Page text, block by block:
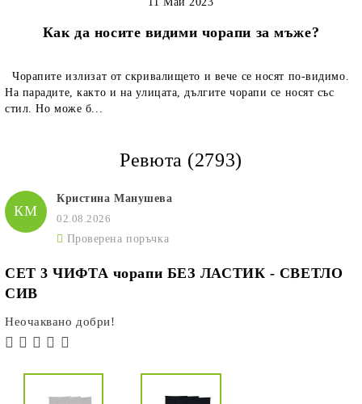
Как да носите видими чорапи за мъже?
Чорапите излизат от скривалището и вече се носят по-видимо.
На парадите, както и на улицата, дългите чорапи се носят със
стил. Но може б...
Ревюта (2793)
КМ
Кристина Манушева
02.08.2026
Проверена поръчка
СЕТ 3 ЧИФТА чорапи БЕЗ ЛАСТИК - СВЕТЛО
СИВ
Неочаквано добри!